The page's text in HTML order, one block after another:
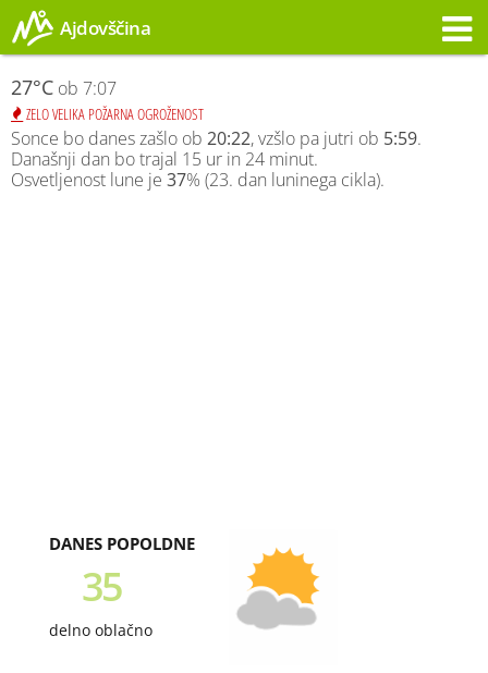
Ajdovščina
27°C ob 7:07
ZELO VELIKA POŽARNA OGROŽENOST
Sonce bo danes zašlo ob 20:22, vzšlo pa jutri ob 5:59.
Današnji dan bo trajal 15 ur in 24 minut.
Osvetljenost lune je 37% (23. dan luninega cikla).
DANES POPOLDNE
35
delno oblačno